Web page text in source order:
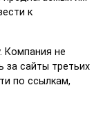
к
Компания не
за сайты третьих
по ссылкам,